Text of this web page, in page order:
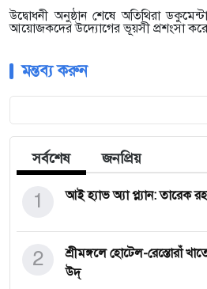
উদ্বোধনী অনুষ্ঠান শেষে অতিথিরা
আয়োজকদের উদ্যোগের ভূয়সী প্রশংসা
মন্তব্য করুন
সর্বশেষ জনপ্রিয়
আই হ্যাভ অ্যা প্ল্যান: তারেক
1
শ্রীমঙ্গলে হোটেল-রেস্তোরাঁ
উদ্
2